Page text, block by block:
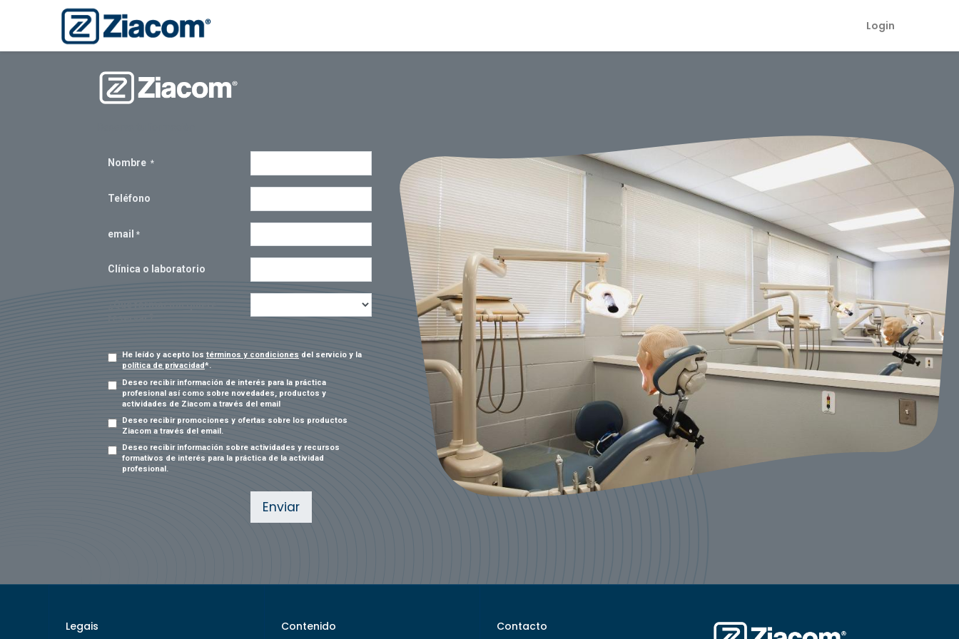
Login
Nombre *
Teléfono
email *
Clínica o laboratorio
He leído y acepto los términos y condiciones del servicio y la
política de privacidad*.
Deseo recibir información de interés para la práctica
profesional así como sobre novedades, productos y
actividades de Ziacom a través del email
Deseo recibir promociones y ofertas sobre los productos
Ziacom a través del email.
Deseo recibir información sobre actividades y recursos
formativos de interés para la práctica de la actividad
profesional.
Enviar
Legais Contenido Contacto